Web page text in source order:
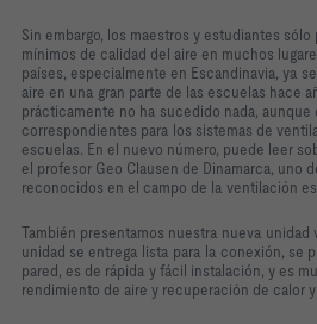
Sin embargo, los maestros y estudiantes
mínimos de calidad del aire en muchos
países, especialmente en Escandinavia, ya
aire en una gran parte de las escuelas hace
prácticamente no ha sucedido nada,
correspondientes para los sistemas de
escuelas. En el nuevo número, puede leer
el profesor Geo Clausen de Dinamarca, uno
reconocidos en el campo de la ventilación
También presentamos nuestra nueva unidad
unidad se entrega lista para la conexión, se
pared, es de rápida y fácil instalación, y es
rendimiento de aire y recuperación de calor